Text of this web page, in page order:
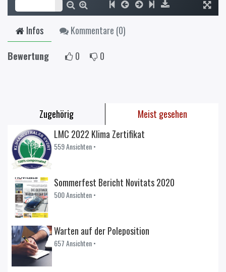
Zugehörig
Meist gesehen
LMC 2022 Klima Zertifikat
559 Ansichten •
Sommerfest Bericht Novitats 2020
500 Ansichten •
Warten auf der Poleposition
657 Ansichten •
Infos Kommentare (0)
Bewertung
0 0